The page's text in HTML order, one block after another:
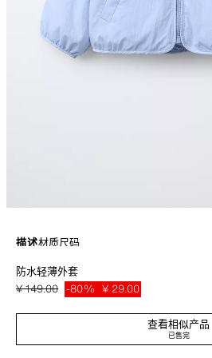
描述材质尺码
防水特别面料外套。连帽，长袖，弹力袖口。
边。前兜饰有品牌标志。
0187/505/406
防水轻薄外套
¥ 149.00 -80% ¥ 29.00
查看相似产品
已售完